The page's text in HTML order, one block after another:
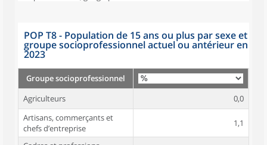
POP T8 - Population de 15 ans ou plus par sexe et
groupe socioprofessionnel actuel ou antérieur en
2023
Groupe socioprofessionnel
Agriculteurs
0,0
Artisans, commerçants et
chefs d’entreprise
1,1